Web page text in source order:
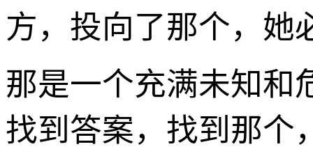
方，投向了那个，她
那是一个充满未知和
找到答案，找到那个